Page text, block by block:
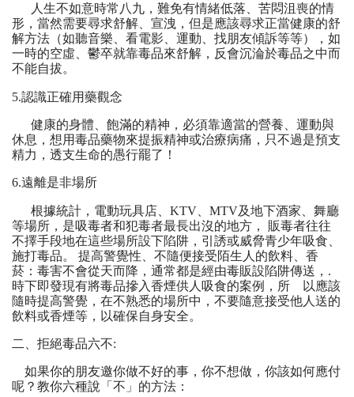
人生不如意時常八九，難免有情緒低落、苦悶沮喪的情
形，當然需要尋求舒解、宣洩，但是應該尋求正當健康的舒
解方法（如聽音樂、看電影、運動、找朋友傾訴等等），如
一時的空虛、鬱卒就靠毒品來舒解，反會沉淪於毒品之中而
不能自拔。
5.認識正確用藥觀念
健康的身體、飽滿的精神，必須靠適當的營養、運動與
休息，想用毒品藥物來提振精神或治療病痛，只不過是預支
精力，透支生命的愚行罷了！
6.遠離是非場所
根據統計，電動玩具店、KTV、MTV及地下酒家、舞廳
等場所，是吸毒者和犯毒者最長出沒的地方， 販毒者往往
不擇手段地在這些場所設下陷阱，引誘或威脅青少年吸食、
施打毒品。 提高警覺性、不隨便接受陌生人的飲料、香
菸：毒害不會從天而降，通常都是經由毒販設陷阱傳送，.
時下即發現有將毒品摻入香煙供人吸食的案例，所 以應該
隨時提高警覺，在不熟悉的場所中，不要隨意接受他人送的
飲料或香煙等，以確保自身安全。
二、拒絕毒品六不:
如果你的朋友邀你做不好的事，你不想做，你該如何應付
呢？教你六種說「不」的方法：